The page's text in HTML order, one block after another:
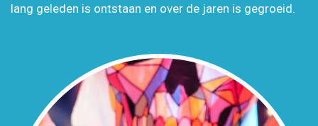
lang geleden is ontstaan en over de jaren is gegroeid.